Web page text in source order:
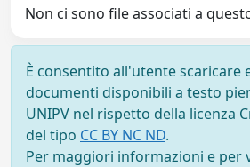
Non ci sono file associati a
È consentito all'utente scaricare
documenti disponibili a testo
UNIPV nel rispetto della licenza
del tipo CC BY NC ND.
Per maggiori informazioni e per